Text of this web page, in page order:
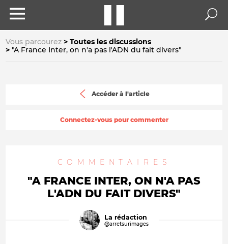
Vous parcourez
Toutes les discussions
"A France Inter, on n'a pas l'ADN du fait divers"
Accéder à l'article
Connectez-vous pour commenter
COMMENTAIRES
"A FRANCE INTER, ON N'A PAS
L'ADN DU FAIT DIVERS"
La rédaction
@arretsurimages